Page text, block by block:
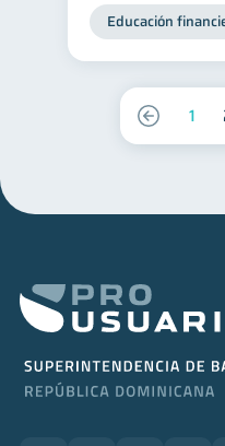
Educación
1